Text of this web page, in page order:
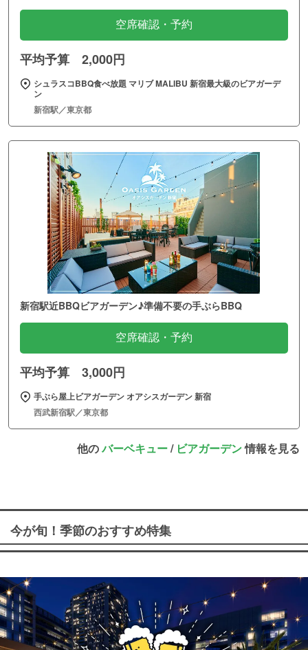
空席確認・予約
平均予算 2,000円
シュラスコBBQ食べ放題 マリブ MALIBU 新宿最大級のビアガーデ
ン
新宿駅／東京都
新宿駅近BBQビアガーデン♪準備不要の手ぶらBBQ
空席確認・予約
平均予算 3,000円
手ぶら屋上ビアガーデン オアシスガーデン 新宿
西武新宿駅／東京都
他のバーベキュー/ ビアガーデン情報を見る
今が旬！季節のおすすめ特集